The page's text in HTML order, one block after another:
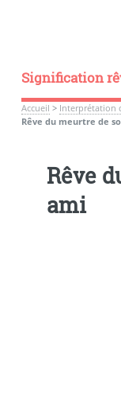
Signification
Accueil > Interprétation
Rêve du meurtre de
Rêve
ami